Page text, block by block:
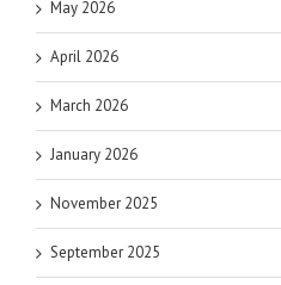
May 2026
April 2026
March 2026
January 2026
November 2025
September 2025